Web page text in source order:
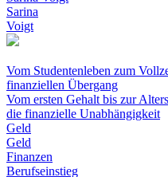
Sarina
Voigt
Vom Studentenleben zum
finanziellen Übergang
Vom ersten Gehalt bis zur
die finanzielle Unabhängigkeit
Geld
Geld
Finanzen
Berufseinstieg